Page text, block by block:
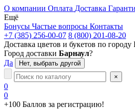
О компании Оплата Доставка
Ещё
Бонусы Частые вопросы Контакты
+7 (385) 256-00-07 8 (800) 201-08-20
Доставка цветов и букетов по городу
Город доставки Барнаул?
Да
Нет, выбрать другой
×
0
0
+100 Баллов за регистрацию!